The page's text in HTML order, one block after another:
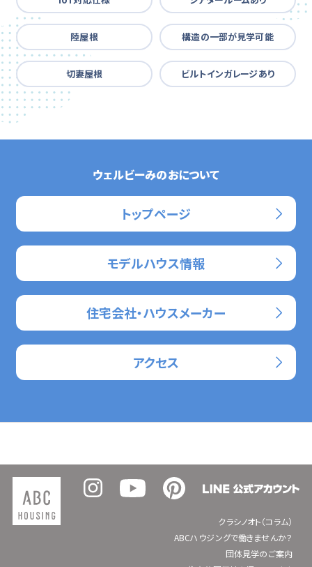
陸屋根 構造の一部が見学可能
切妻屋根 ビルトインガレージあり
ウェルビーみのおについて
トップページ
モデルハウス情報
住宅会社・ハウスメーカー
アクセス
クラシノオト（コラム）
ABCハウジングで働きませんか？
団体見学のご案内